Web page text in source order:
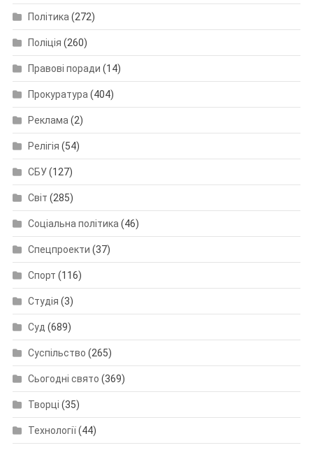
Політика(272)
Поліція (260)
Правові поради (14)
Прокуратура(404)
Реклама(2)
Релігія (54)
СБУ(127)
Світ (285)
Соціальна політика(46)
Спецпроекти (37)
Спорт (116)
Студія (3)
Суд (689)
Суспільство (265)
Сьогодні свято (369)
Творці (35)
Технології(44)